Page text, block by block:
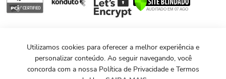
Utilizamos cookies para oferecer a melhor experiência e
personalizar conteúdo. Ao seguir navegando, você
concorda com a nossa Política de Privacidade e Termos